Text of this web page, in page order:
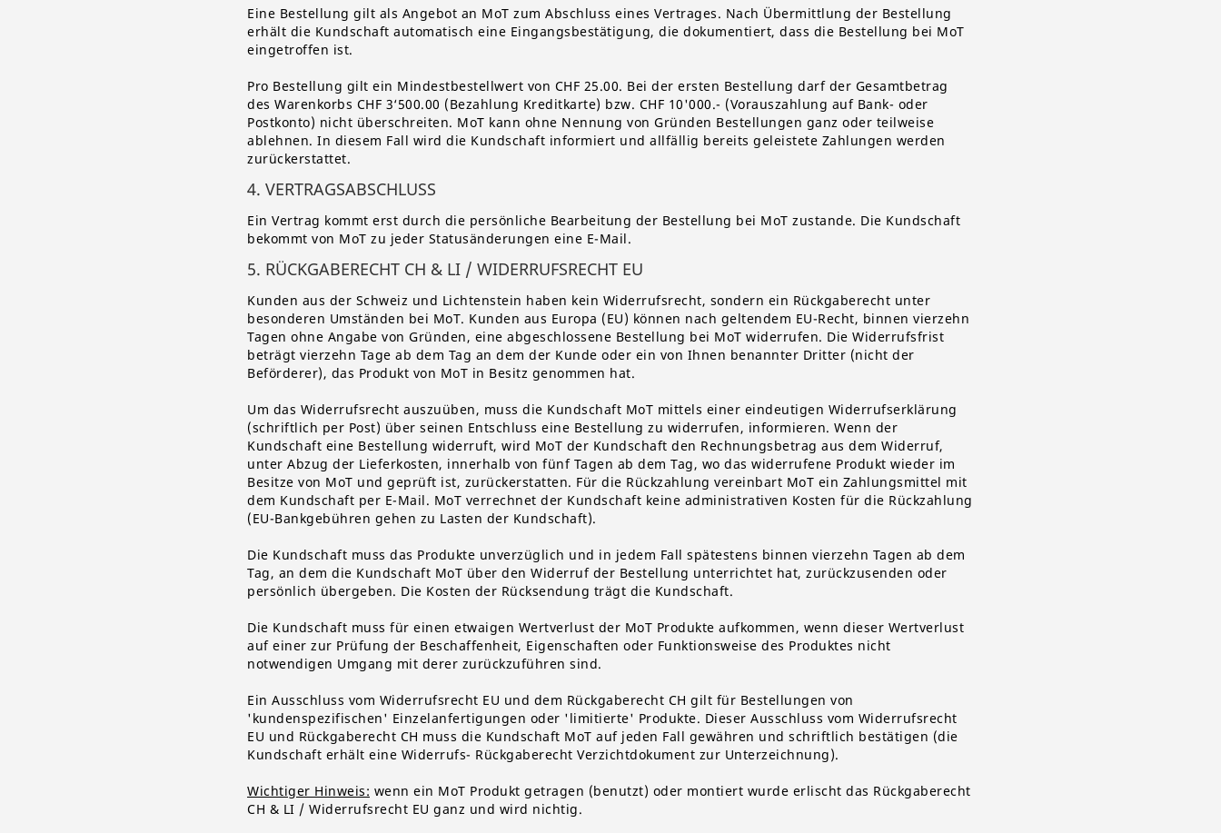
Eine Bestellung gilt als Angebot an MoT zum Abschluss eines Vertrages. Nach Übermittlung der Bestellung
erhält die Kundschaft automatisch eine Eingangsbestätigung, die dokumentiert, dass die Bestellung bei MoT
eingetroffen ist.
Pro Bestellung gilt ein Mindestbestellwert von CHF 25.00. Bei der ersten Bestellung darf der Gesamtbetrag
des Warenkorbs CHF 3‘500.00 (Bezahlung Kreditkarte) bzw. CHF 10'000.- (Vorauszahlung auf Bank- oder
Postkonto) nicht überschreiten. MoT kann ohne Nennung von Gründen Bestellungen ganz oder teilweise
ablehnen. In diesem Fall wird die Kundschaft informiert und allfällig bereits geleistete Zahlungen werden
zurückerstattet.
4. VERTRAGSABSCHLUSS
Ein Vertrag kommt erst durch die persönliche Bearbeitung der Bestellung bei MoT zustande. Die Kundschaft
bekommt von MoT zu jeder Statusänderungen eine E-Mail.
5. RÜCKGABERECHT CH & LI / WIDERRUFSRECHT EU
Kunden aus der Schweiz und Lichtenstein haben kein Widerrufsrecht, sondern ein Rückgaberecht unter
besonderen Umständen bei MoT. Kunden aus Europa (EU) können nach geltendem EU-Recht, binnen vierzehn
Tagen ohne Angabe von Gründen, eine abgeschlossene Bestellung bei MoT widerrufen. Die Widerrufsfrist
beträgt vierzehn Tage ab dem Tag an dem der Kunde oder ein von Ihnen benannter Dritter (nicht der
Beförderer), das Produkt von MoT in Besitz genommen hat.
Um das Widerrufsrecht auszuüben, muss die Kundschaft MoT mittels einer eindeutigen Widerrufserklärung
(schriftlich per Post) über seinen Entschluss eine Bestellung zu widerrufen, informieren. Wenn der
Kundschaft eine Bestellung widerruft, wird MoT der Kundschaft den Rechnungsbetrag aus dem Widerruf,
unter Abzug der Lieferkosten, innerhalb von fünf Tagen ab dem Tag, wo das widerrufene Produkt wieder im
Besitze von MoT und geprüft ist, zurückerstatten. Für die Rückzahlung vereinbart MoT ein Zahlungsmittel mit
dem Kundschaft per E-Mail. MoT verrechnet der Kundschaft keine administrativen Kosten für die Rückzahlung
(EU-Bankgebühren gehen zu Lasten der Kundschaft).
Die Kundschaft muss das Produkte unverzüglich und in jedem Fall spätestens binnen vierzehn Tagen ab dem
Tag, an dem die Kundschaft MoT über den Widerruf der Bestellung unterrichtet hat, zurückzusenden oder
persönlich übergeben. Die Kosten der Rücksendung trägt die Kundschaft.
Die Kundschaft muss für einen etwaigen Wertverlust der MoT Produkte aufkommen, wenn dieser Wertverlust
auf einer zur Prüfung der Beschaffenheit, Eigenschaften oder Funktionsweise des Produktes nicht
notwendigen Umgang mit derer zurückzuführen sind.
Ein Ausschluss vom Widerrufsrecht EU und dem Rückgaberecht CH gilt für Bestellungen von
'kundenspezifischen' Einzelanfertigungen oder 'limitierte' Produkte. Dieser Ausschluss vom Widerrufsrecht
EU und Rückgaberecht CH muss die Kundschaft MoT auf jeden Fall gewähren und schriftlich bestätigen (die
Kundschaft erhält eine Widerrufs- Rückgaberecht Verzichtdokument zur Unterzeichnung).
Wichtiger Hinweis: wenn ein MoT Produkt getragen (benutzt) oder montiert wurde erlischt das Rückgaberecht
CH & LI / Widerrufsrecht EU ganz und wird nichtig.